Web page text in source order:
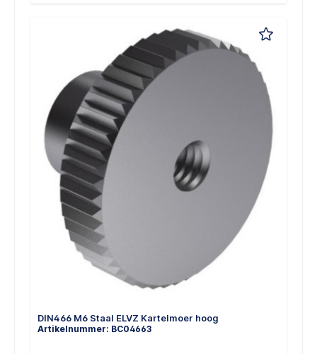
DIN466 M6 Staal ELVZ Kartelmoer hoog
Artikelnummer: BC04663